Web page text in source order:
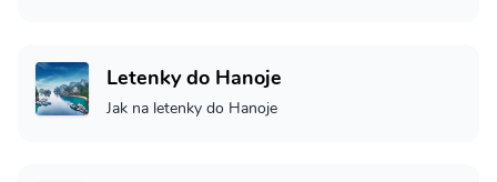
Letenky do Hanoje
Jak na letenky do Hanoje